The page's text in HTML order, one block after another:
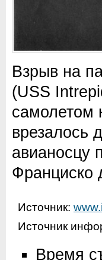
Взрыв на
(USS
самолетом
врезалось
авианосцу
Франциско
Источник:
Источник
Время